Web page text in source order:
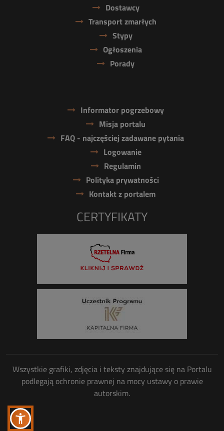
Dostawcy
Transport zmarłych
Stypy
Ogłoszenia
Porady
Informator pogrzebowy
Misja portalu
FAQ - najczęściej zadawane pytania
Logowanie
Regulamin
Polityka prywatności
Kontakt z portalem
CERTYFIKATY
Wszystkie grafiki, zdjęcia i teksty znajdujące się na Portalu
podlegają ochronie prawnej na mocy ustawy o prawie
autorskim.